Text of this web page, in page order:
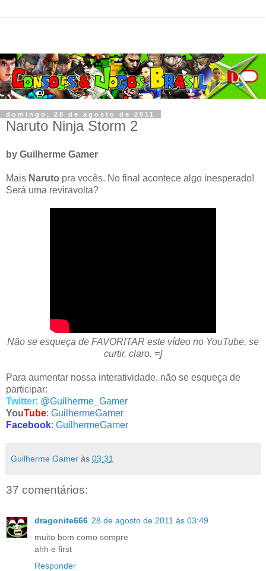
domingo, 28 de agosto de 2011
Naruto Ninja Storm 2
by Guilherme Gamer
Mais Naruto pra vocês. No final acontece algo inesperado!
Será uma reviravolta?
Não se esqueça de FAVORITAR este vídeo no YouTube, se
curtir, claro. =]
Para aumentar nossa interatividade, não se esqueça de
participar:
Twitter: @Guilherme_Gamer
YouTube: GuilhermeGamer
Facebook: GuilhermeGamer
Guilherme Gamer às 03:31
37 comentários:
dragonite666 28 de agosto de 2011 às 03:49
muito bom como sempre
ahh e first
Responder